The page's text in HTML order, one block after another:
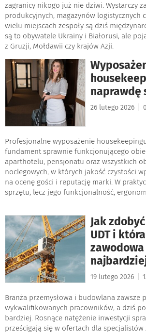
zagranicy nikogo już nie dziwi. Wystarczy
produkcyjnych, magazynów logistycznych
wielu miejscach zespoły są dziś
są to obywatele Ukrainy i Białorusi, ale
z Gruzji, Mołdawii czy krajów Azji.
naprawdę
26 lutego 2026
Profesjonalne wyposażenie
fundament sprawnie funkcjonującego
aparthotelu, pensjonatu oraz wszystkich
noclegowych, w których jakość czystości
na ocenę gości i reputację marki. W
sprzętu, lecz jego funkcjonalność,
Jak
UDT i
zawodowa
19 lutego 2026
Branża przemysłowa i budowlana zawsze
wykwalifikowanych pracowników, a dziś
bardziej. Rosnące natężenie inwestycji
prześcigają się w ofertach dla